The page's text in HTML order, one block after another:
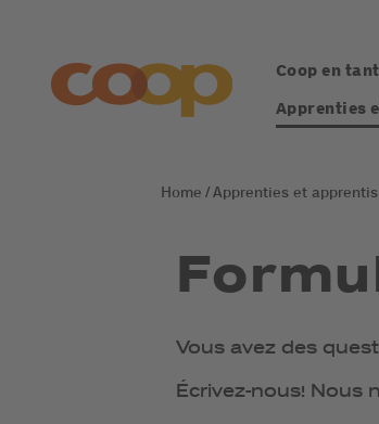
Coop en
Apprenties
Apprenties et apprentis
Vous avez des
Écrivez-nous! Nous